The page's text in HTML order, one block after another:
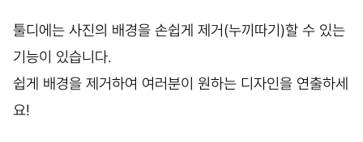
툴디에는 사진의 배경을 손쉽게 제거(누끼따기)할 수 있는
기능이 있습니다.
쉽게 배경을 제거하여 여러분이 원하는 디자인을 연출하세
요!